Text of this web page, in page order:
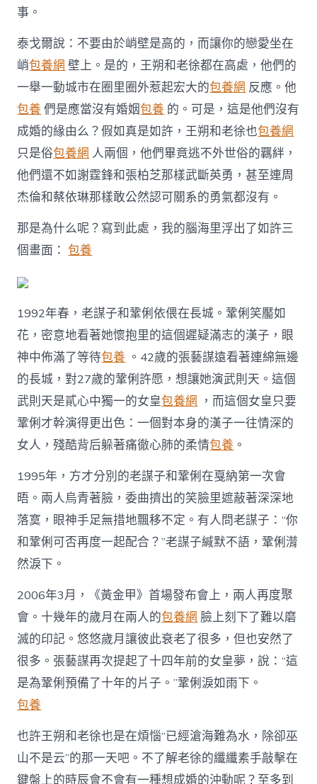
事。
泰戈爾說：不要由於峭壁是高的，而讓你的戀愛坐在
峭包養網 壁上。是的，王朔和老徐都在高處，他們的
一舉一動城市在圈里圈外惹起宏大的包養網 反應。他
包養 們是應當沒有婚姻包養 的。可是，這是他們沒有
成婚的緣由么？假如真是如許，王朔和老徐也包養網
只是俗包養網 人兩個，他們畢竟逃不外世俗的羈絆，
他們還不如謝霆鋒和張柏芝那樣武斷英勇，甚至連周
杰倫和蔡依琳那樣敢公然認可關系的勇氣都沒有。
那是為什么呢？寫到此處，我的腦海里浮出了如許三
個畫面：包養
1992年春，老謀子和鞏俐依偎在長城。鞏俐笑靨如
花，密意地看著她懷抱里的這個遲疑滿志的漢子，眼
神中佈滿了等待包養 。42歲的張藝謀遠看著連綿無邊
的長城，對27歲的鞏俐許愿，想讓她演武則天。這個
武則天是貳心中獨一的女皇包養網 ，而這個女皇只要
鞏俐才幹演得更出色：一個對本身的漢子一往情深的
女人，殘酷背后躲著痛徹心肺的柔情包養 。
1995年，方才分別的老謀子和鞏俐在戛納第一次會
晤。兩人烏青著臉，委曲擠出的笑臉里遮蔽著深深地
落寞，眼神手足無措地飄移不定。有人問老謀子：“你
和鞏俐可否再度一起配合？”老謀子緘默不語，鞏俐潸
然淚下。
2006年3月，《黃金甲》首場發布會上，兩人再度聚
會。十幾年的歲月在兩人的包養網 臉上刻下了難以磨
滅的印記。悠悠歲月讓彼此衰老了很多，但也安然了
很多。張藝謀再次提起了十四年前的女皇夢，說：“這
是為鞏俐預備了十年的片子。”鞏俐淚如雨下。
包養
也許王朔和老徐也是在煩惱“已經滄海難為水，除卻巫
山不是云”的那一天吧。不了解老徐的纖纖素手敲擊在
鍵盤上的時辰會不會有一種想成婚的沖動呢？至多到